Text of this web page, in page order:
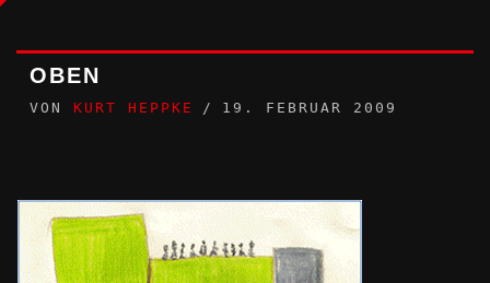
OBEN
VON KURT HEPPKE 19. FEBRUAR 2009